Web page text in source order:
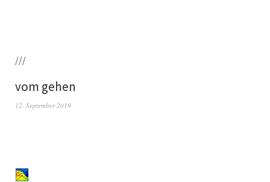
///
vom gehen
12. September 2019